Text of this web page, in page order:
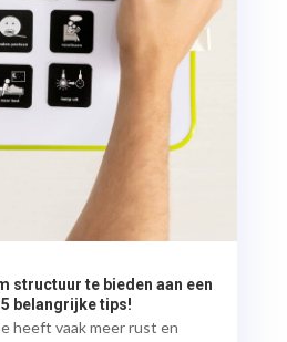
structuur te bieden aan een
belangrijke tips!
heeft vaak meer rust en